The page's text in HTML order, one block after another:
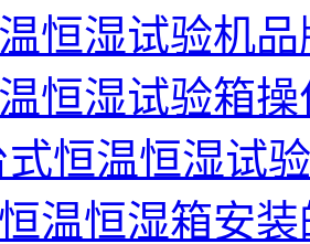
恒湿试验机
温恒湿试验箱
恒温恒湿试
温恒湿箱安